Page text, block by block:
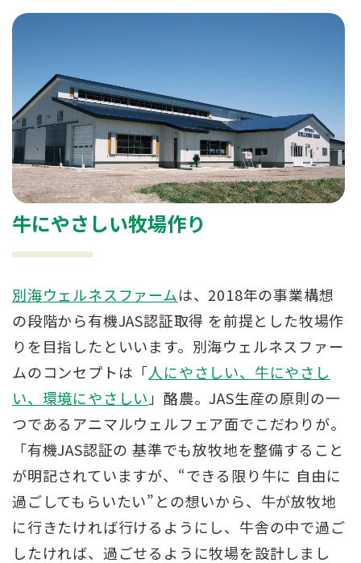
牛にやさしい牧場作り
別海ウェルネスファームは、2018年の事業構想
の段階から有機JAS認証取得 を前提とした牧場作
りを目指したといいます。別海ウェルネスファー
ムのコンセプトは「人にやさしい、牛にやさし
い、環境にやさしい 」酪農。JAS生産の原則の一
つであるアニマルウェルフェア面でこだわりが。
「有機JAS認証の 基準でも放牧地を整備すること
が明記されていますが、“できる限り牛に 自由に
過ごしてもらいたい”との想いから、牛が放牧地
に行きたければ行けるようにし、牛舎の中で過ご
したければ、過ごせるように牧場を設計しまし